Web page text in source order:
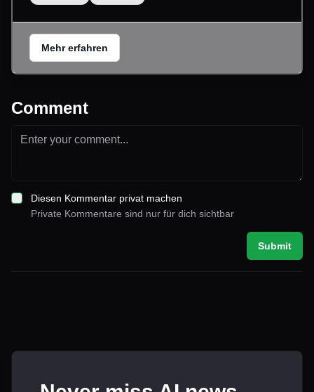
Mehr erfahren
Comment
Diesen Kommentar privat machen
Private Kommentare sind nur für dich sichtbar
Submit